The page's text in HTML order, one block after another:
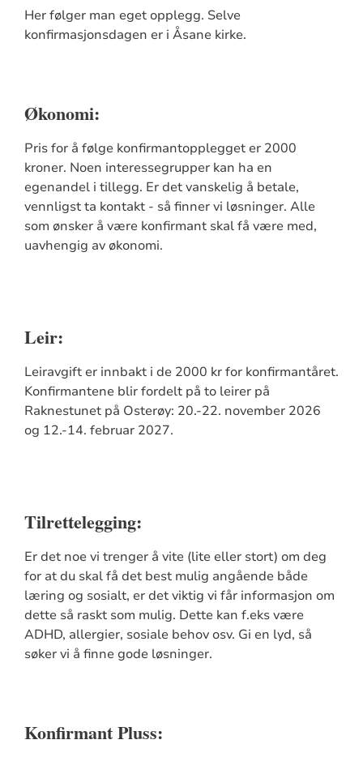
Her følger man eget opplegg. Selve
konfirmasjonsdagen er i Åsane kirke.
Økonomi:
Pris for å følge konfirmantopplegget er 2000
kroner. Noen interessegrupper kan ha en
egenandel i tillegg. Er det vanskelig å betale,
vennligst ta kontakt - så finner vi løsninger. Alle
som ønsker å være konfirmant skal få være med,
uavhengig av økonomi.
Leir:
Leiravgift er innbakt i de 2000 kr for konfirmantåret.
Konfirmantene blir fordelt på to leirer på
Raknestunet på Osterøy: 20.-22. november 2026
og 12.-14. februar 2027.
Tilrettelegging:
Er det noe vi trenger å vite (lite eller stort) om deg
for at du skal få det best mulig angående både
læring og sosialt, er det viktig vi får informasjon om
dette så raskt som mulig. Dette kan f.eks være
ADHD, allergier, sosiale behov osv. Gi en lyd, så
søker vi å finne gode løsninger.
Konfirmant Pluss: